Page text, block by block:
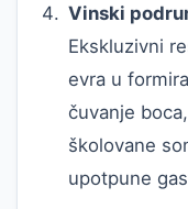
Vinski
Ekskluzivni
evra u
čuvanje
školovane
upotpune